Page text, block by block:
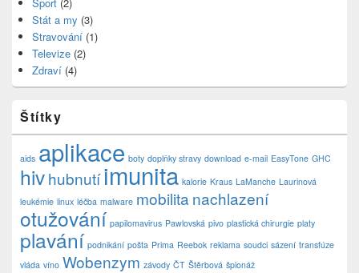
Stát a my (3)
Stravování (1)
Televize (2)
Zdraví (4)
Štítky
aids aplikace boty doplňky stravy download e-mail EasyTone GHC
hivhubnutíimunita kalorie Kraus LaManche Laurinová
leukémie linux léčba malware mobilita nachlazení
otužování papilomavirus Pawlovská pivo plastická chirurgie platy
plavání podnikání pošta Prima Reebok reklama soudci sázení transfúze
vláda víno Wobenzym závody ČT Štěrbová špionáž